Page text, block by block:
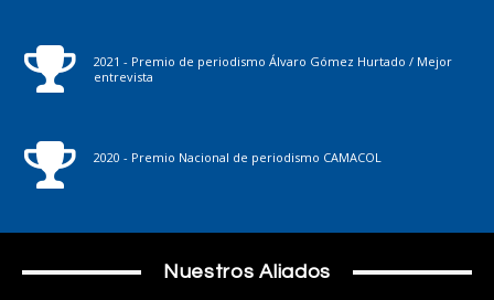
2021 - Premio de periodismo Álvaro Gómez Hurtado / Mejor
entrevista
2020 - Premio Nacional de periodismo CAMACOL
Nuestros Aliados